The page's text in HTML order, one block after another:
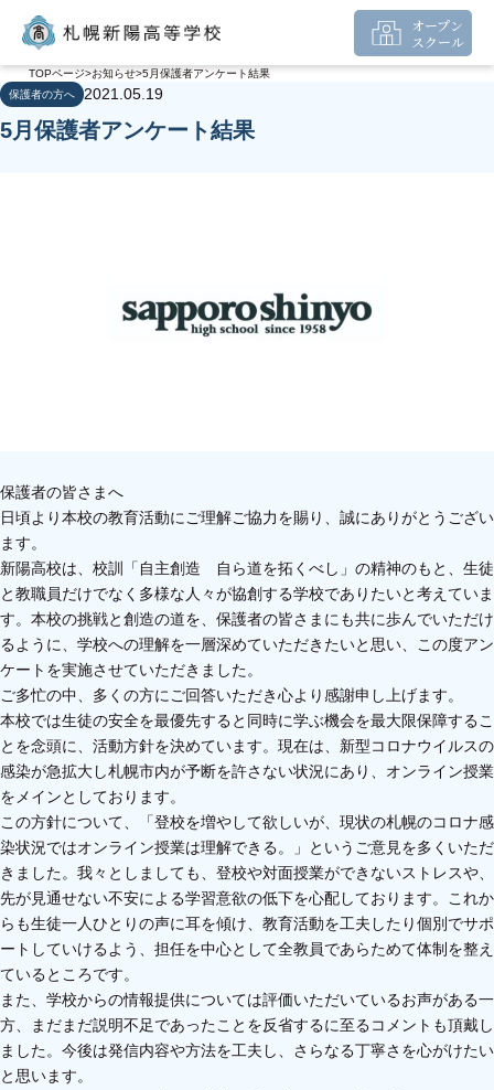
オープン
スクール
TOPページ お知らせ 5月保護者アンケート結果
保護者の方へ
2021.05.19
5月保護者アンケート結果
保護者の皆さまへ
日頃より本校の教育活動にご理解ご協力を賜り、誠にありがとうござい
ます。
新陽高校は、校訓「自主創造 自ら道を拓くべし」の精神のもと、生徒
と教職員だけでなく多様な人々が協創する学校でありたいと考えていま
す。本校の挑戦と創造の道を、保護者の皆さまにも共に歩んでいただけ
るように、学校への理解を一層深めていただきたいと思い、この度アン
ケートを実施させていただきました。
ご多忙の中、多くの方にご回答いただき心より感謝申し上げます。
本校では生徒の安全を最優先すると同時に学ぶ機会を最大限保障するこ
とを念頭に、活動方針を決めています。現在は、新型コロナウイルスの
感染が急拡大し札幌市内が予断を許さない状況にあり、オンライン授業
をメインとしております。
この方針について、「登校を増やして欲しいが、現状の札幌のコロナ感
染状況ではオンライン授業は理解できる。」というご意見を多くいただ
きました。我々としましても、登校や対面授業ができないストレスや、
先が見通せない不安による学習意欲の低下を心配しております。これか
らも生徒一人ひとりの声に耳を傾け、教育活動を工夫したり個別でサポ
ートしていけるよう、担任を中心として全教員であらためて体制を整え
ているところです。
また、学校からの情報提供については評価いただいているお声がある一
方、まだまだ説明不足であったことを反省するに至るコメントも頂戴し
ました。今後は発信内容や方法を工夫し、さらなる丁寧さを心がけたい
と思います。